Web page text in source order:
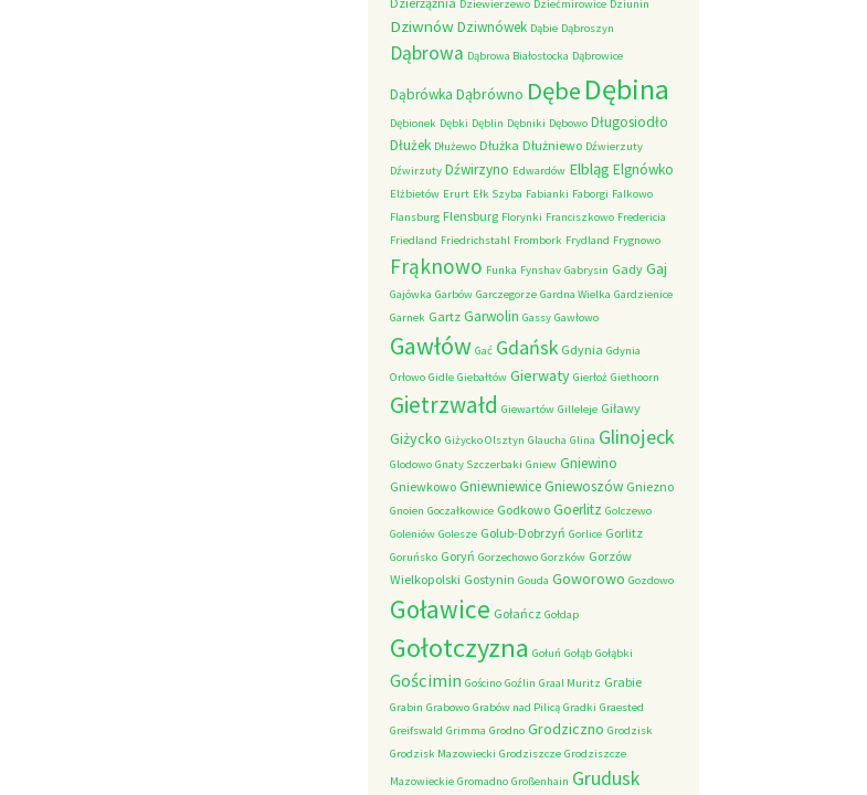
Dziewierzewo Dziećmirowice Dziunin
DziwnówDziwnówek Dąbie Dąbroszyn
Dąbrowa Dąbrowa Białostocka Dąbrowice
Dąbrówka Dąbrówno Dębe Dębina
Dębionek Dębki Dęblin Dębniki Dębowo Długosiodło
Dłużek Dłużewo Dłużka Dłużniewo Dźwierzuty
Dźwirzuty Dźwirzyno Edwardów Elbląg Elgnówko
Elżbietów Erurt Ełk Szyba Fabianki Faborgi Falkowo
Flansburg Flensburg Florynki Franciszkowo Fredericia
Friedland Friedrichstahl Frombork Frydland Frygnowo
Frąknowo Funka Fynshav Gabrysin Gady Gaj
Gajówka Garbów Garczegorze Gardna Wielka Gardzienice
Garnek Gartz Garwolin Gassy Gawłowo
Gawłów Gać Gdańsk Gdynia Gdynia
Orłowo Gidle Giebałtów Gierwaty Gierłoż Giethoorn
Gietrzwałd Giewartów Gilleleje Giławy
Giżycko Giżycko Olsztyn Glaucha Glina Glinojeck
Glodowo Gnaty Szczerbaki Gniew Gniewino
Gniewkowo GniewniewiceGniewoszów Gniezno
Gnoien Goczałkowice Godkowo Goerlitz Golczewo
Goleniów Golesze Golub-Dobrzyń Gorlice Gorlitz
Goruńsko Goryń Gorzechowo Gorzków Gorzów
Wielkopolski Gostynin Gouda Goworowo Gozdowo
Goławice Gołańcz Gołdap
Gołotczyzna Gołuń Gołąb Gołąbki
Gościmin Gościno Goźlin Graal Muritz Grabie
Grabin Grabowo Grabów nad Pilicą Gradki Graested
Greifswald Grimma Grodno Grodziczno Grodzisk
Grodzisk Mazowiecki Grodziszcze Grodziszcze
Mazowieckie Gromadno Großenhain Grudusk